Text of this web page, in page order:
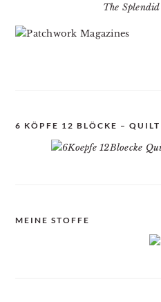
The
6 KÖPFE 12 BLÖCKE –
MEINE STOFFE